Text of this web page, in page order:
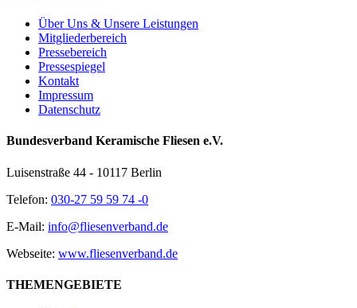
Über Uns & Unsere Leistungen
Mitgliederbereich
Pressebereich
Pressespiegel
Kontakt
Impressum
Datenschutz
Bundesverband Keramische Fliesen e.V.
Luisenstraße 44 - 10117 Berlin
Telefon: 030-27 59 59 74 -0
E-Mail: info@fliesenverband.de
Webseite: www.fliesenverband.de
THEMENGEBIETE